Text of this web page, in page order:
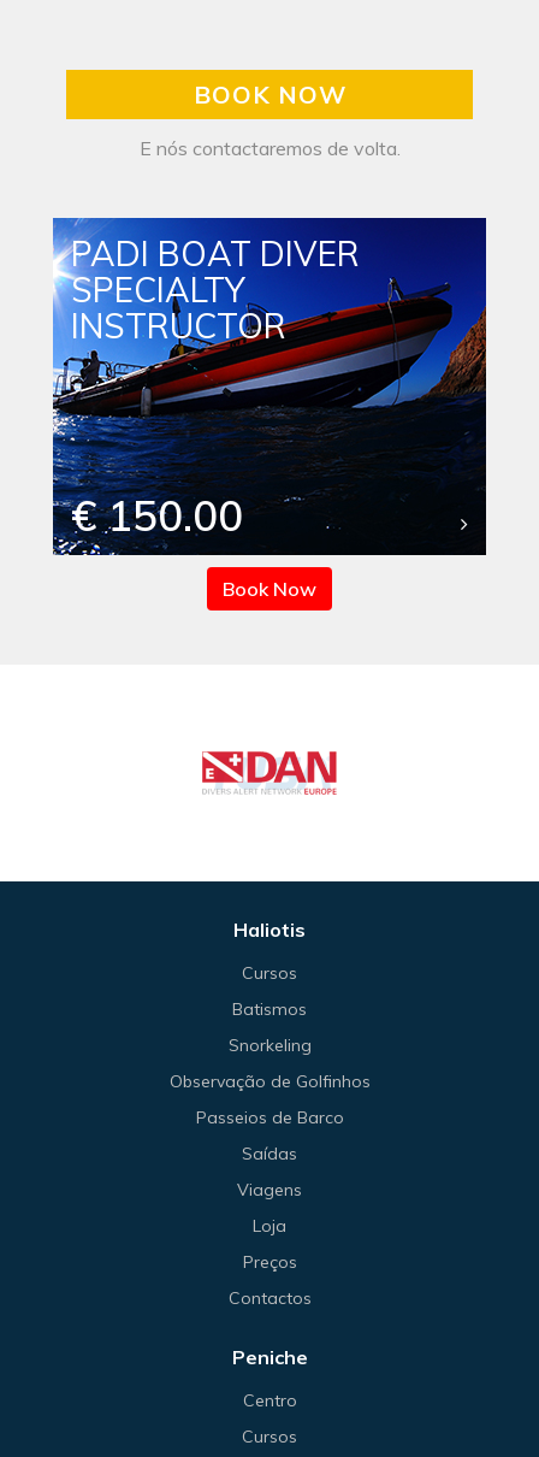
BOOK NOW
E nós contactaremos de volta.
PADI BOAT DIVER
SPECIALTY
INSTRUCTOR
€ 150.00
Book Now
Haliotis
Cursos
Batismos
Snorkeling
Observação de Golfinhos
Passeios de Barco
Saídas
Viagens
Loja
Preços
Contactos
Peniche
Centro
Cursos